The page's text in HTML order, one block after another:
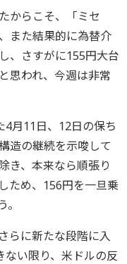
からこそ、「ミセ
また結果的に為替介
、さすがに155円大台
思われ、今週は非常
4月11日、12日の保ち
造の継続を示唆して
き、本来なら順張り
ため、156円を一旦乗
らに新たな段階に入
ない限り、米ドルの反